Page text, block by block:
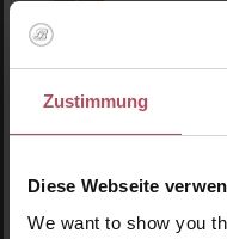
Zustimmung
Diese Webseite
We want to show you